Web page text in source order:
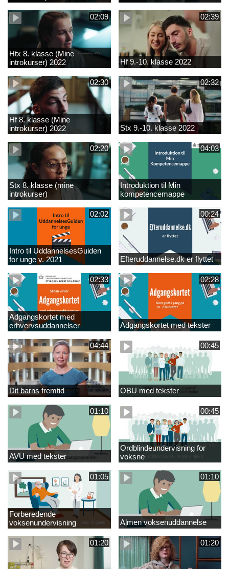
02:09
Htx 8. klasse (Mine
introkurser) 2022
02:39
Hf 9.-10. klasse 2022
02:30
Hf 8. klasse (Mine
introkurser) 2022
02:32
Stx 9.-10. klasse 2022
02:20
Stx 8. klasse (mine
introkurser)
04:03
Introduktion til Min
kompetencemappe
02:02
Intro til UddannelsesGuiden
for unge v. 2021
00:24
Efteruddannelse.dk er flyttet
02:33
Adgangskortet med
erhvervsuddannelser
02:28
Adgangskortet med tekster
04:44
Dit barns fremtid
00:45
OBU med tekster
01:10
AVU med tekster
00:45
Ordblindeundervisning for
voksne
01:05
Forberedende
voksenundervisning
01:10
Almen voksenuddannelse
01:20 01:20